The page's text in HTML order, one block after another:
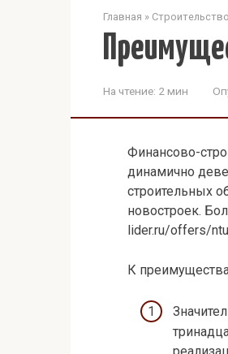
Главная » Строительство
На чтение: 2 мин
Финансово-
динамично
строительных
новостроек.
lider.ru/offers/
К